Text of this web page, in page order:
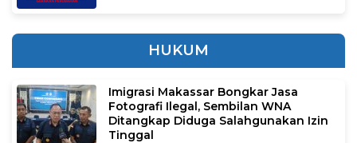
HUKUM
Imigrasi Makassar Bongkar Jasa
Fotografi Ilegal, Sembilan WNA
Ditangkap Diduga Salahgunakan Izin
Tinggal